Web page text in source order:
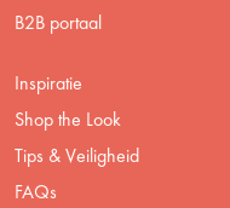
B2B portaal
Inspiratie
Shop the Look
Tips & Veiligheid
FAQs